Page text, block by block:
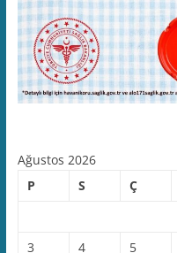
Ağustos 2026
P
S Ç
3
4 5